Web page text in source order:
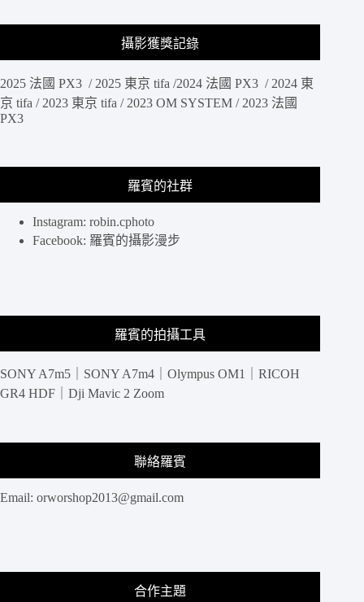
去
都
賞
楓，
能
鬆
紀
錄
攝影獲獎記錄
2025 法國 PX3 / 2025 東京 tifa /2024 法國 PX3 / 2024 東
京 tifa / 2023 東京 tifa / 2023 OM SYSTEM / 2023 法國
PX3
羅賓的社群
Instagram: robin.cphoto
Facebook: 羅賓的攝影漫步
羅賓的拍攝工具
SONY A7m5｜SONY A7m4｜Olympus OM1｜RICOH
GR4 HDF｜Dji Mavic 2 Zoom
聯絡羅賓
Email: orworshop2013@gmail.com
合作主題